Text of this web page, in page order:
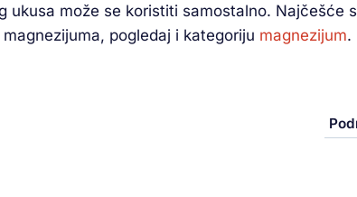
može se koristiti samostalno. Najčešće
pogledaj i kategoriju magnezijum.